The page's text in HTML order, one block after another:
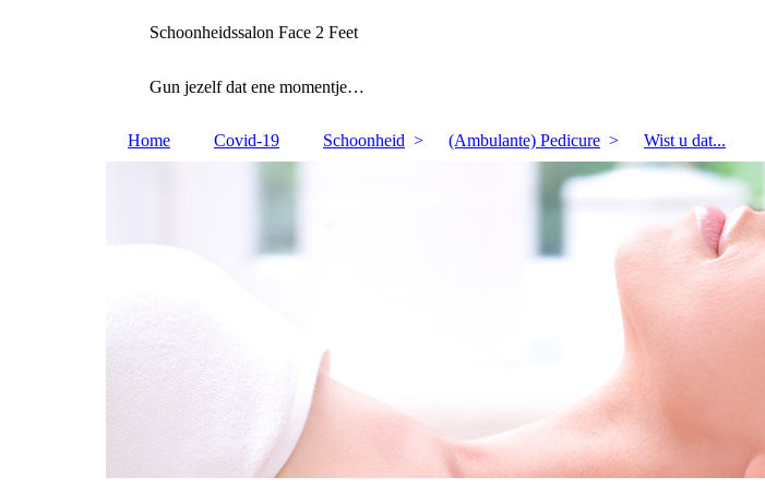
Schoonheidssalon Face 2 Feet
Gun jezelf dat ene momentje…
Home Covid-19 Schoonheid (Ambulante) Pedicure Wist u dat...